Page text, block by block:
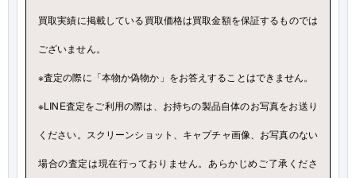
買取実績に掲載している買取価格は買取金額を保証するものでは
ございません。
※査定の際に「本物か偽物か」をお答えすることはできません。
※LINE査定をご利用の際は、お持ちの製品自体のお写真をお送り
ください。スクリーンショット、キャプチャ画像、お写真のない
場合の査定は現在行っておりません。あらかじめご了承くださ